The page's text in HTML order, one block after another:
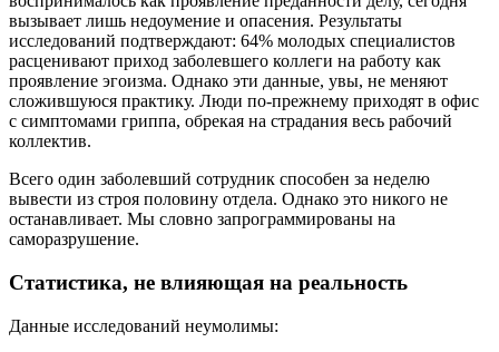
вызывает лишь недоумение и опасения. Результаты
исследований подтверждают: 64% молодых специалистов
расценивают приход заболевшего коллеги на работу как
проявление эгоизма. Однако эти данные, увы, не меняют
сложившуюся практику. Люди по-прежнему приходят в офис
с симптомами гриппа, обрекая на страдания весь рабочий
коллектив.
Всего один заболевший сотрудник способен за неделю
вывести из строя половину отдела. Однако это никого не
останавливает. Мы словно запрограммированы на
саморазрушение.
Статистика, не влияющая на реальность
Данные исследований неумолимы: